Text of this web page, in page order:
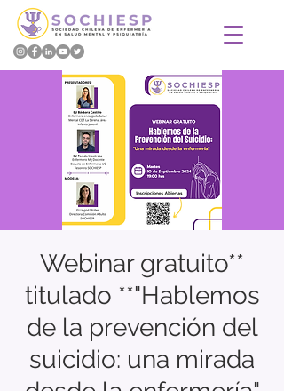
Webinar gratuito**
titulado **"Hablemos
de la prevención del
suicidio: una mirada